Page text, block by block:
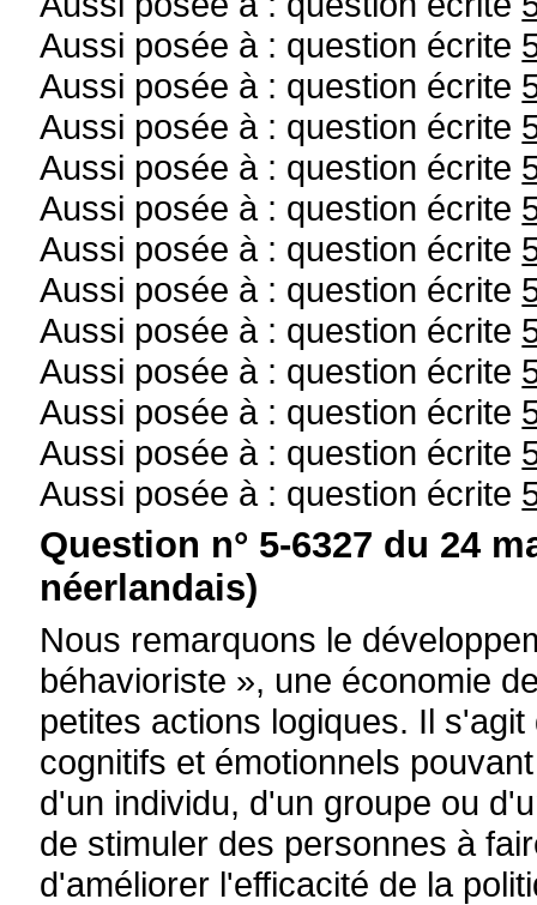
Aussi posée à : question écrite
Aussi posée à : question écrite
Aussi posée à : question écrite
Aussi posée à : question écrite
Aussi posée à : question écrite
Aussi posée à : question écrite
Aussi posée à : question écrite
Aussi posée à : question écrite
Aussi posée à : question écrite
Aussi posée à : question écrite
Aussi posée à : question écrite
Aussi posée à : question écrite
Question n° 5-6327 du 24
néerlandais)
Nous remarquons le
béhavioriste », une économie
petites actions logiques. Il
cognitifs et émotionnels
d'un individu, d'un groupe ou
de stimuler des personnes à
d'améliorer l'efficacité de la